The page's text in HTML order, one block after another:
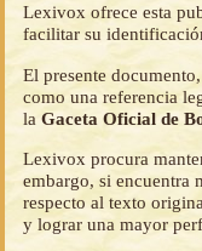
Lexivox ofrece esta
facilitar su
El presente
como una referencia
laGaceta Oficial de
Lexivox procura
embargo, si encuentra
respecto al texto
y lograr una mayor